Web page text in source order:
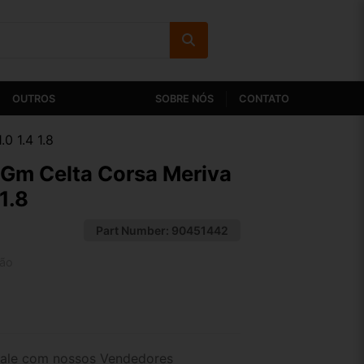
OUTROS SOBRE NÓS CONTATO
1.4 1.8
Celta Corsa Meriva
Part Number: 90451442
com nossos Vendedores